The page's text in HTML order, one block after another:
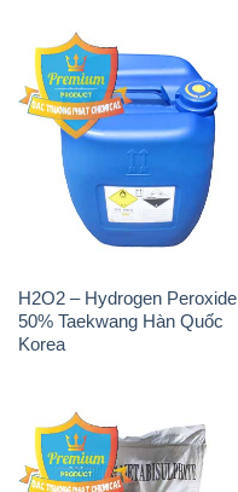
H2O2 – Hydrogen Peroxide
50% Taekwang Hàn Quốc
Korea